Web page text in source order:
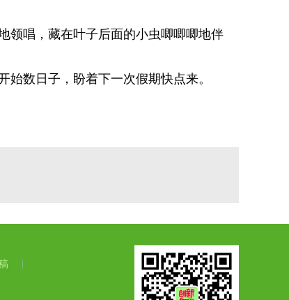
领唱，藏在叶子后面的小虫唧唧唧地伴
数日子，盼着下一次假期快点来。